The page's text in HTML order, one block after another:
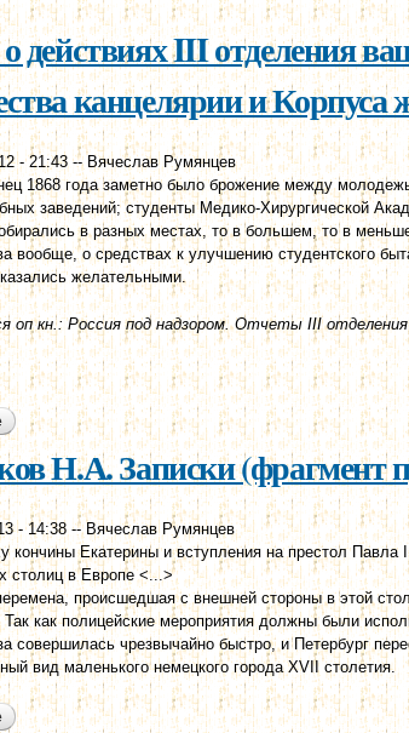
действиях III отделения
канцелярии и Корпуса
- 21:43 --Вячеслав Румянцев
1868 года заметно было брожение между
заведений; студенты Медико-Хирургической
в разных местах, то в большем, то в
вообще, о средствах к улучшению студентского
желательными.
оп кн.: Россия под надзором. Отчеты III отделения
о отчет о действиях iii отделения вашего
за 1869 год.
Н.А. Записки (фрагмент
- 14:38 --Вячеслав Румянцев
кончины Екатерины и вступления на престол Павла
столиц в Европе <...>
происшедшая с внешней стороны в этой
Так как полицейские мероприятия должны были
совершилась чрезвычайно быстро, и Петербург
вид маленького немецкого города XVII столетия.
о саблуков н.а. записки (фрагмент про а.а. аракчеева)